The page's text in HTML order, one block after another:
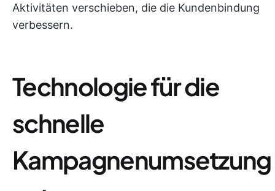
Aktivitäten verschieben, die die Kundenbindung
verbessern.
Technologie für die
schnelle
Kampagnenumsetzung